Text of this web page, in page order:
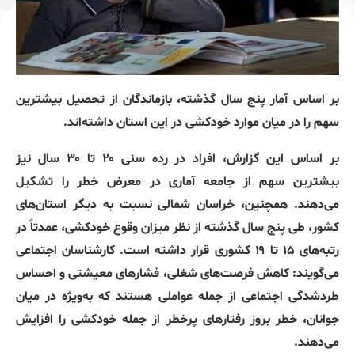
بر اساس آمار پنج سال گذشته، بازماندگان از تحصیل بیشترین
سهم را در میان موارد خودکشی در این استان داشته‌اند.
بر اساس این گزارش، افراد در رده سنی ۲۰ تا ۳۰ سال نیز
بیشترین سهم از جامعه آماری در معرض خطر را تشکیل
می‌دهند. همچنین، خراسان شمالی نسبت به دیگر استان‌های
کشور، طی پنج سال گذشته از نظر میزان وقوع خودکشی، عمدتاً در
رتبه‌های ۱۵ تا ۱۹ کشوری قرار داشته است. کارشناسان اجتماعی
می‌گویند: کاهش فرصت‌های شغلی، فشارهای معیشتی و احساس
طردشدگی اجتماعی از جمله عواملی هستند که به‌ویژه در میان
جوانان، خطر بروز رفتارهای پرخطر از جمله خودکشی را افزایش
می‌دهند.